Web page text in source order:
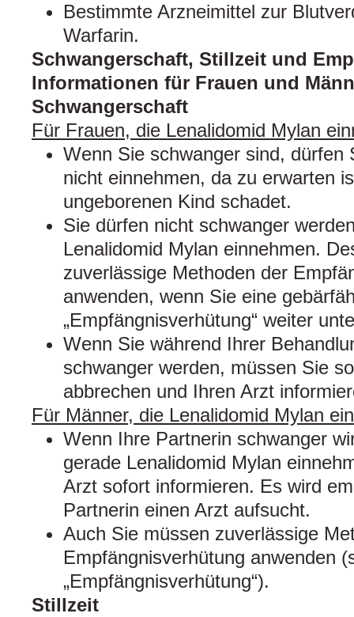
Bestimmte Arzneimittel zur
Warfarin.
Schwangerschaft, Stillzeit und
Informationen für Frauen und
Schwangerschaft
Für Frauen, die Lenalidomid Mylan
Wenn Sie schwanger sind, dürfen
nicht einnehmen, da zu erwarten
ungeborenen Kind schadet.
Sie dürfen nicht schwanger
Lenalidomid Mylan einnehmen.
zuverlässige Methoden der
anwenden, wenn Sie eine
„Empfängnisverhütung“ weiter
Wenn Sie während Ihrer
schwanger werden, müssen Sie
abbrechen und Ihren Arzt
Für Männer, die Lenalidomid Mylan
Wenn Ihre Partnerin schwanger
gerade Lenalidomid Mylan
Arzt sofort informieren. Es wird
Partnerin einen Arzt aufsucht.
Auch Sie müssen zuverlässige
Empfängnisverhütung anwenden
„Empfängnisverhütung“).
Stillzeit